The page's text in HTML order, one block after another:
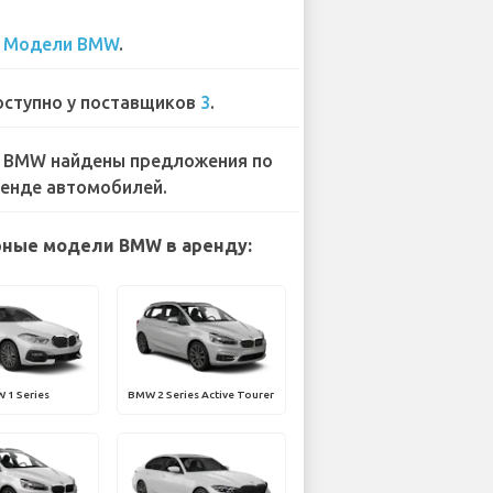
Модели BMW.
у поставщиков 3.
BMW найдены предложения по
автомобилей.
модели BMW в аренду:
1 Series BMW 2 Series Active Tourer